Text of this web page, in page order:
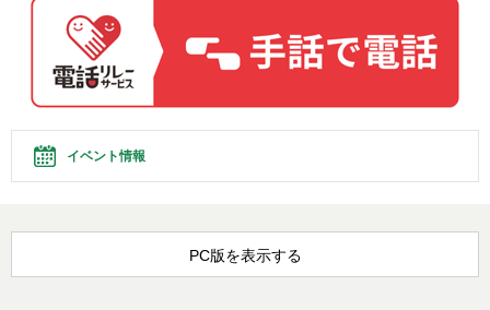
イベント情報
PC版を表示する